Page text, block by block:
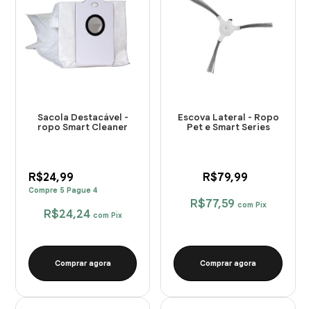
Sacola Destacável -
ropo Smart Cleaner
R$24,99
Compre 5 Pague 4
R$24,24 com Pix
Comprar agora
Escova Lateral - Ropo
Pet e Smart Series
R$79,99
R$77,59 com Pix
Comprar agora